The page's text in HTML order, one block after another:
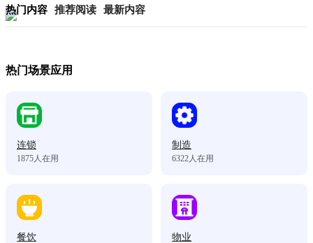
热门内容 推荐阅读 最新内容
热门场景应用
连锁
1875人在用
制造
6322人在用
餐饮 物业